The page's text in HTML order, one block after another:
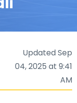
Updated Sep
04, 2025 at 9:41
AM